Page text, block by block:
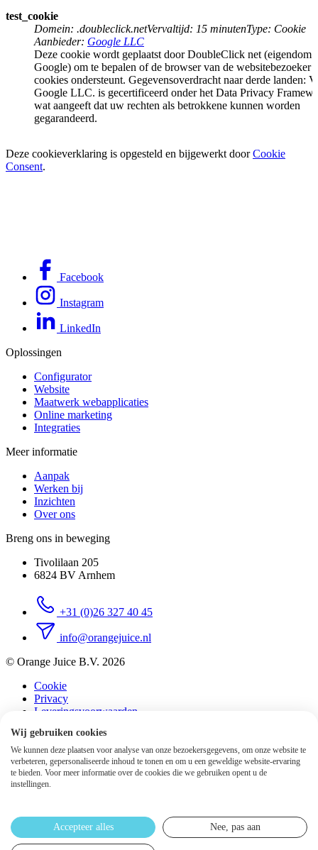
test_cookie
Domein: .doubleclick.netVervaltijd: 15 minutenType: Cookie
Aanbieder: Google LLC
Deze cookie wordt geplaatst door DoubleClick net (eigendom
Google) om te bepalen of de browser van de websitebezoeker
cookies ondersteunt. Gegevensoverdracht naar derde landen:
Google LLC. is gecertificeerd onder het Data Privacy
wat aangeeft dat uw rechten als betrokkene kunnen worden
gegarandeerd.
Deze cookieverklaring is opgesteld en bijgewerkt doorCookie
Consent.
Facebook
Instagram
LinkedIn
Oplossingen
Configurator
Website
Maatwerk webapplicaties
Online marketing
Integraties
Meer informatie
Aanpak
Werken bij
Inzichten
Over ons
Breng ons in beweging
Tivolilaan 205
6824 BV Arnhem
+31 (0)26 327 40 45
info@orangejuice.nl
© Orange Juice B.V. 2026
Cookie
Privacy
Leveringsvoorwaarden
Wij gebruiken cookies
We kunnen deze plaatsen voor analyse van onze bezoekersgegevens, om onze website te
verbeteren, gepersonaliseerde inhoud te tonen en om u een geweldige website-ervaring
te bieden. Voor meer informatie over de cookies die we gebruiken opent u de
instellingen.
Accepteer alles Nee, pas aan